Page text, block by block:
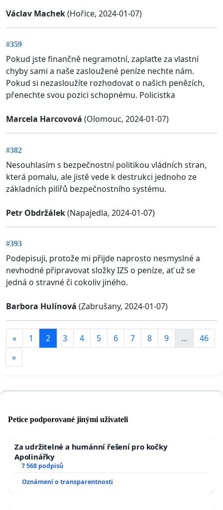
Václav Machek(Hořice, 2024-01-07)
#359
Pokud jste finančně negramotní, zaplaťte za vlastní
chyby sami a naše zasloužené peníze nechte nám.
Pokud si nezasloužíte rozhodovat o našich penězích,
přenechte svou pozici schopnému. Policistka
Marcela Harcovová (Olomouc, 2024-01-07)
#382
Nesouhlasím s bezpečnostní politikou vládních stran,
která pomalu, ale jistě vede k destrukci jednoho ze
základních pilířů bezpečnostního systému.
Petr Obdržálek(Napajedla, 2024-01-07)
#393
Podepisuji, protože mi přijde naprosto nesmyslné a
nevhodné připravovat složky IZS o peníze, ať už se
jedná o stravné či cokoliv jiného.
Barbora Hulínová (Zabrušany, 2024-01-07)
« 1 2 3 4 5 6 7 8 9 ...
46
»
Petice podporované jinými uživateli
Za udržitelné a humánní řešení pro kočky
Apolinářky
7 568 podpisů
Oznámení o transparentnosti